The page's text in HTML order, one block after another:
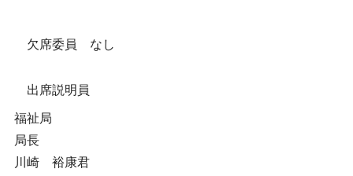
欠席委員 なし
出席説明員
福祉局
局長
川崎 裕康君